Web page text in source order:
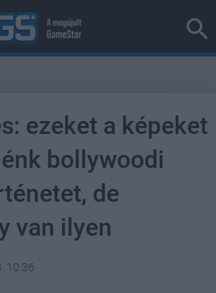
ezeket a képeket
bollywoodi
de
van ilyen
10:36